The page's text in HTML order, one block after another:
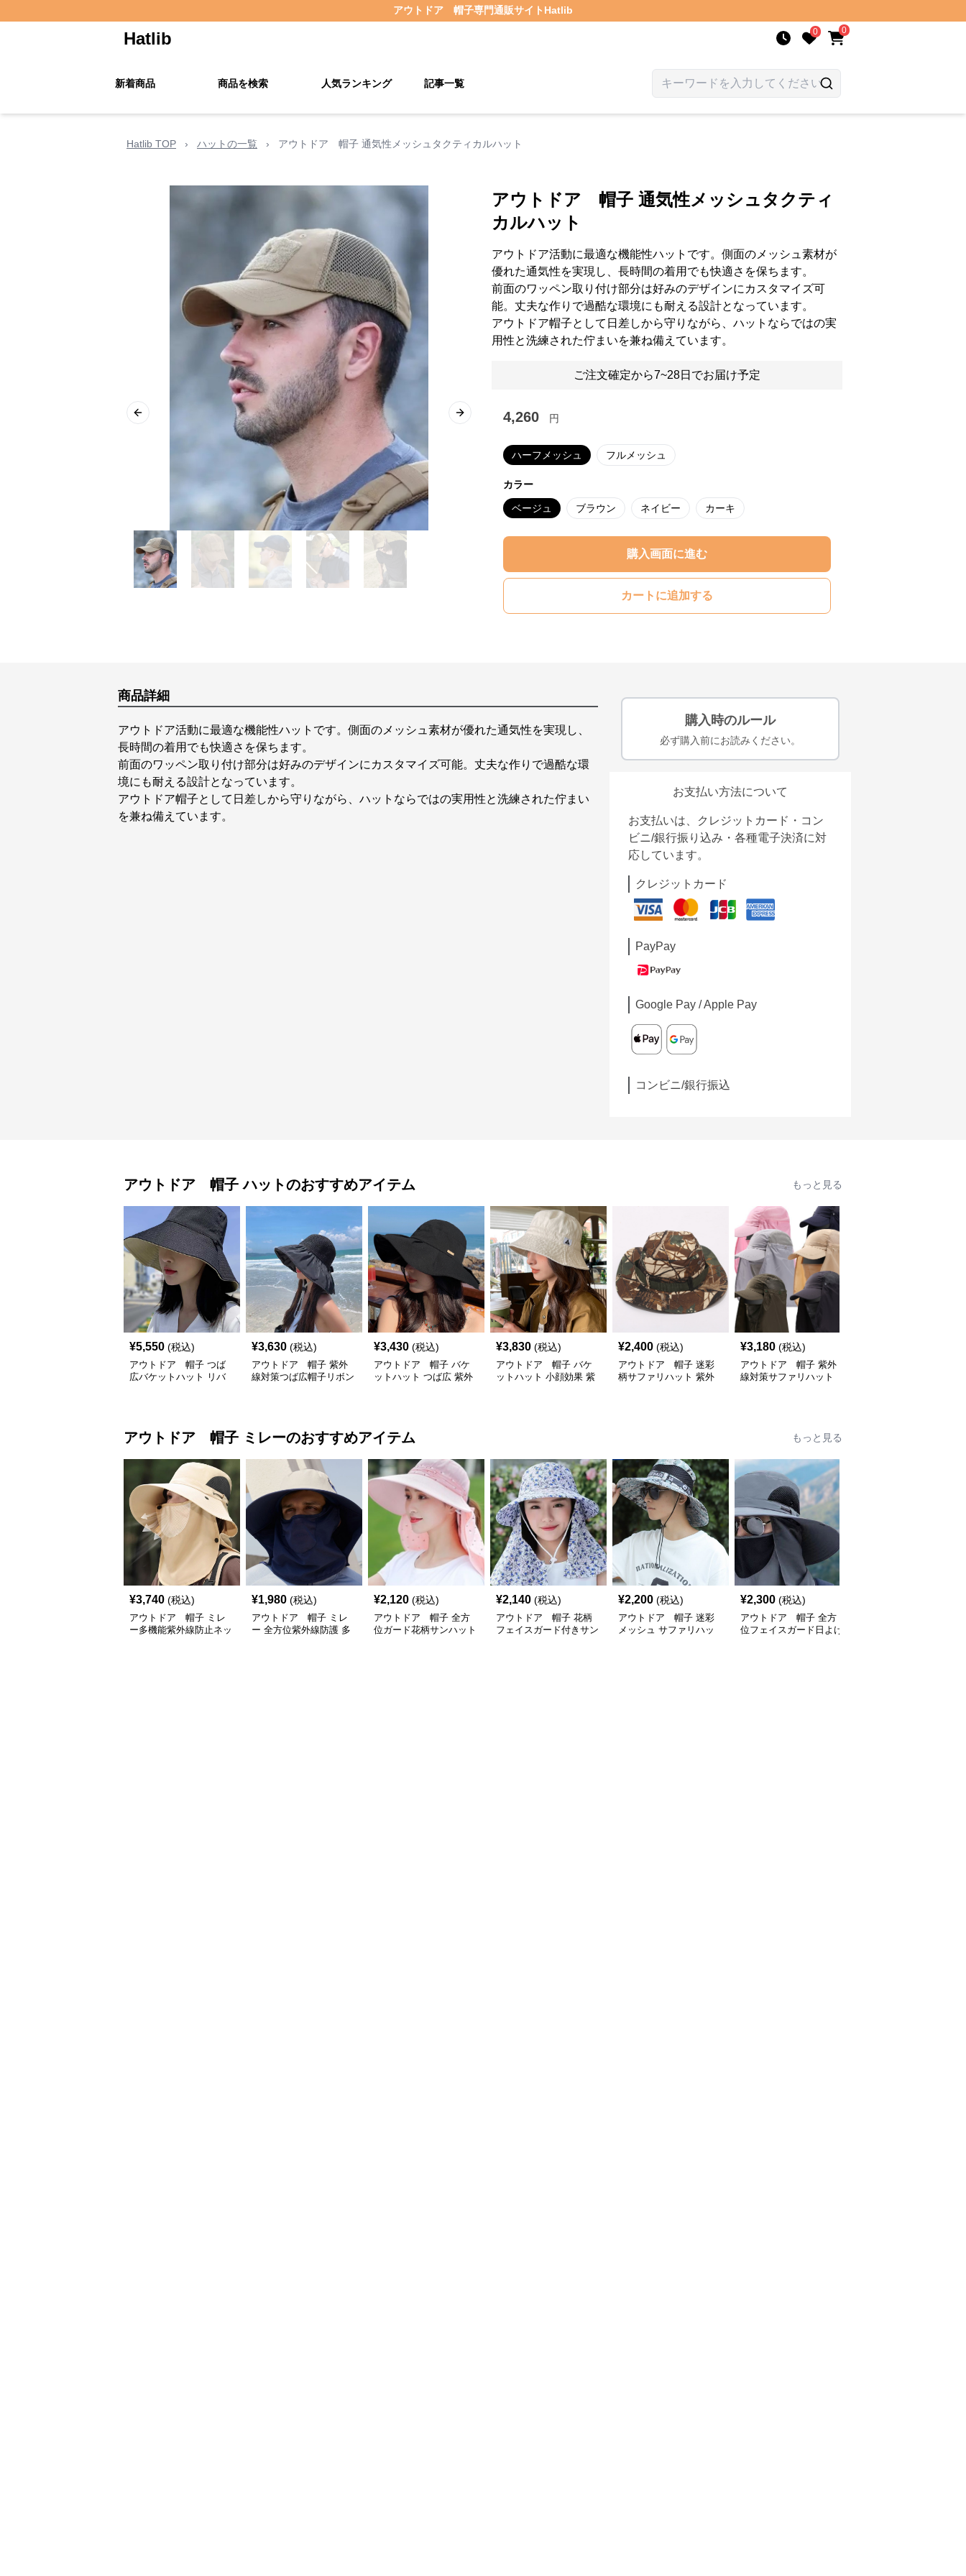
アウトドア 帽子専門通販サイト Hatlib
Hatlib 0 0
新着商品 商品を検索 人気ランキング 記事一覧
Hatlib TOP › ハットの一覧 › アウトドア 帽子 通気性メッシュタクティカルハット
Previous slide Next slide
アウトドア 帽子 通気性メッシュタクティ
カルハット
アウトドア活動に最適な機能性ハットです。側面のメッシュ素材が
優れた通気性を実現し、長時間の着用でも快適さを保ちます。
前面のワッペン取り付け部分は好みのデザインにカスタマイズ可
能。丈夫な作りで過酷な環境にも耐える設計となっています。
アウトドア帽子として日差しから守りながら、ハットならではの実
用性と洗練された佇まいを兼ね備えています。
ご注文確定から7~28日でお届け予定
4,260 円
ハーフメッシュ フルメッシュ
カラー
ベージュ ブラウン ネイビー カーキ
購入画面に進む
カートに追加する
商品詳細
アウトドア活動に最適な機能性ハットです。側面のメッシュ素材が優れた通気性を実現し、
長時間の着用でも快適さを保ちます。
前面のワッペン取り付け部分は好みのデザインにカスタマイズ可能。丈夫な作りで過酷な環
境にも耐える設計となっています。
アウトドア帽子として日差しから守りながら、ハットならではの実用性と洗練された佇まい
を兼ね備えています。
購入時のルール
必ず購入前にお読みください。
お支払い方法について
お支払いは、クレジットカード・コン
ビニ/銀行振り込み・各種電子決済に対
応しています。
クレジットカード
PayPay
Google Pay / Apple Pay
コンビニ/銀行振込
アウトドア 帽子 ハットのおすすめアイテム もっと見る
¥5,550 (税込)
アウトドア 帽子 つば
広バケットハット リバ
¥3,630 (税込)
アウトドア 帽子 紫外
線対策つば広帽子リボン
¥3,430 (税込)
アウトドア 帽子 バケ
ットハット つば広 紫外
¥3,830 (税込)
アウトドア 帽子 バケ
ットハット 小顔効果 紫
¥2,400 (税込)
アウトドア 帽子 迷彩
柄サファリハット 紫外
¥3,180 (税込)
アウトドア 帽子 紫外
線対策サファリハット
アウトドア 帽子 ミレーのおすすめアイテム もっと見る
¥3,740 (税込)
アウトドア 帽子 ミレ
ー多機能紫外線防止ネッ
¥1,980 (税込)
アウトドア 帽子 ミレ
ー 全方位紫外線防護 多
¥2,120 (税込)
アウトドア 帽子 全方
位ガード花柄サンハット
¥2,140 (税込)
アウトドア 帽子 花柄
フェイスガード付きサン
¥2,200 (税込)
アウトドア 帽子 迷彩
メッシュ サファリハッ
¥2,300 (税込)
アウトドア 帽子 全方
位フェイスガード日よけ